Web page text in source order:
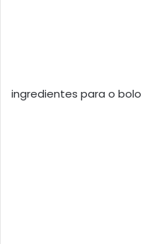
ingredientes para o bolo